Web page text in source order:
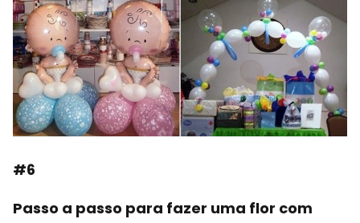
#6
Passo a passo para fazer uma flor com